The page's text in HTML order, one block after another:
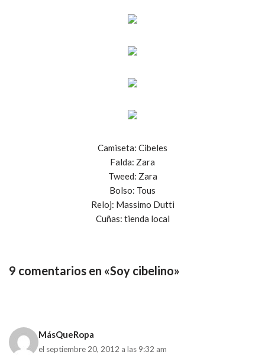
Camiseta: Cibeles
Falda: Zara
Tweed: Zara
Bolso: Tous
Reloj: Massimo Dutti
Cuñas: tienda local
9 comentarios en «Soy cibelino»
MásQueRopa
el septiembre 20, 2012 a las 9:32 am